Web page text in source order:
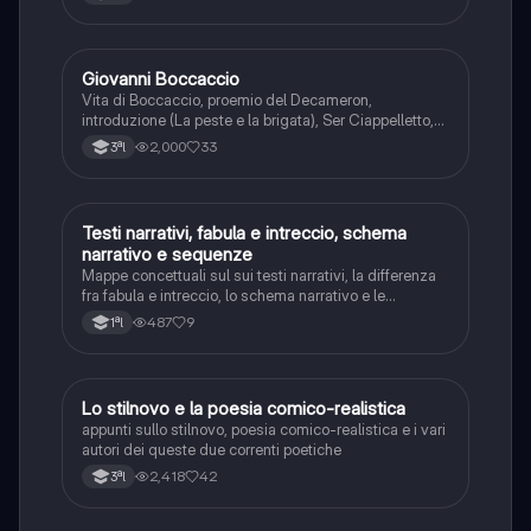
Italiano
Giovanni Boccaccio
Vita di Boccaccio, proemio del Decameron,
introduzione (La peste e la brigata), Ser Ciappelletto,
Lisabetta da Messina, Federico degli Alberighi,
Chichibio e la gru, Calandrino e l’elitropia.
3ªl 2,000 33
Italiano
Testi narrativi, fabula e intreccio, schema
narrativo e sequenze
Mappe concettuali sul sui testi narrativi, la differenza
fra fabula e intreccio, lo schema narrativo e le
sequenze
1ªl 487 9
Italiano
Lo stilnovo e la poesia comico-realistica
appunti sullo stilnovo, poesia comico-realistica e i vari
autori dei queste due correnti poetiche
3ªl 2,418 42